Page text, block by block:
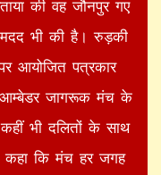
की वह जौनपुर गए
भी की है। रुड़की
आयोजित पत्रकार
आम्बेडर जागरूक मंच के
भी दलितों के साथ
कहा कि मंच हर जगह